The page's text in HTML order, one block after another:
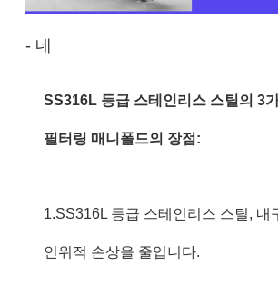
- 네
SS316L 등급 스테인리스 스틸의 3
필터링 매니폴드의 장점:
1.SS316L 등급 스테인리스 스틸, 내
인위적 손상을 줄입니다.